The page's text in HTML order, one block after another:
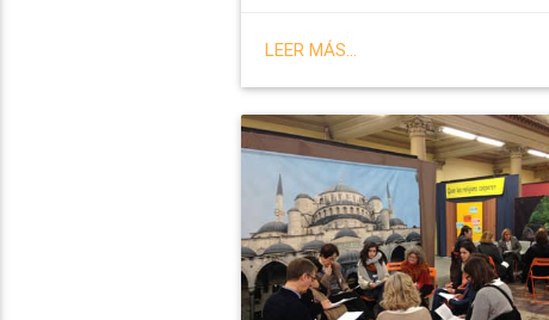
LEER MÁS...